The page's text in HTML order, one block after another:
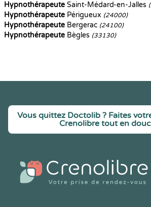
Hypnothérapeute Saint-Médard-en-Jalles
Hypnothérapeute Périgueux (24000)
Hypnothérapeute Bergerac (24100)
Hypnothérapeute Bègles (33130)
Vous quittez Doctolib ? Faites
Crenolibre tout en